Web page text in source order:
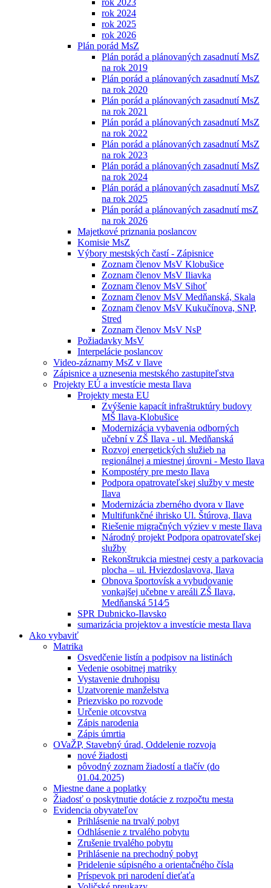
rok 2023
rok 2024
rok 2025
rok 2026
Plán porád MsZ
Plán porád a plánovaných zasadnutí MsZ
na rok 2019
Plán porád a plánovaných zasadnutí MsZ
na rok 2020
Plán porád a plánovaných zasadnutí MsZ
na rok 2021
Plán porád a plánovaných zasadnutí MsZ
na rok 2022
Plán porád a plánovaných zasadnutí MsZ
na rok 2023
Plán porád a plánovaných zasadnutí MsZ
na rok 2024
Plán porád a plánovaných zasadnutí MsZ
na rok 2025
Plán porád a plánovaných zasadnutí msZ
na rok 2026
Majetkové priznania poslancov
Komisie MsZ
Výbory mestských častí - Zápisnice
Zoznam členov MsV Klobušice
Zoznam členov MsV Iliavka
Zoznam členov MsV Sihoť
Zoznam členov MsV Medňanská, Skala
Zoznam členov MsV Kukučínova, SNP,
Stred
Zoznam členov MsV NsP
Požiadavky MsV
Interpelácie poslancov
Video-záznamy MsZ v Ilave
Zápisnice a uznesenia mestského zastupiteľstva
Projekty EÚ a investície mesta Ilava
Projekty mesta EU
Zvýšenie kapacít infraštruktúry budovy
MŠ Ilava-Klobušice
Modernizácia vybavenia odborných
učební v ZŠ Ilava - ul. Medňanská
Rozvoj energetických služieb na
regionálnej a miestnej úrovni - Mesto Ilava
Kompostéry pre mesto Ilava
Podpora opatrovateľskej služby v meste
Ilava
Modernizácia zberného dvora v Ilave
Multifunkčné ihrisko Ul. Štúrova, Ilava
Riešenie migračných výziev v meste Ilava
Národný projekt Podpora opatrovateľskej
služby
Rekonštrukcia miestnej cesty a parkovacia
plocha – ul. Hviezdoslavova, Ilava
Obnova športovísk a vybudovanie
vonkajšej učebne v areáli ZŠ Ilava,
Medňanská 514⁄5
SPR Dubnicko-Ilavsko
sumarizácia projektov a investície mesta Ilava
Ako vybaviť
Matrika
Osvedčenie listín a podpisov na listinách
Vedenie osobitnej matriky
Vystavenie druhopisu
Uzatvorenie manželstva
Priezvisko po rozvode
Určenie otcovstva
Zápis narodenia
Zápis úmrtia
OVaŽP, Stavebný úrad, Oddelenie rozvoja
nové žiadosti
pôvodný zoznam žiadostí a tlačív (do
01.04.2025)
Miestne dane a poplatky
Žiadosť o poskytnutie dotácie z rozpočtu mesta
Evidencia obyvateľov
Prihlásenie na trvalý pobyt
Odhlásenie z trvalého pobytu
Zrušenie trvalého pobytu
Prihlásenie na prechodný pobyt
Pridelenie súpisného a orientačného čísla
Príspevok pri narodení dieťaťa